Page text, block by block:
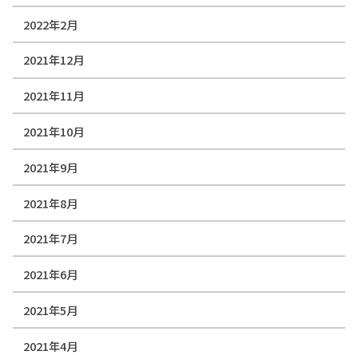
2022年2月
2021年12月
2021年11月
2021年10月
2021年9月
2021年8月
2021年7月
2021年6月
2021年5月
2021年4月